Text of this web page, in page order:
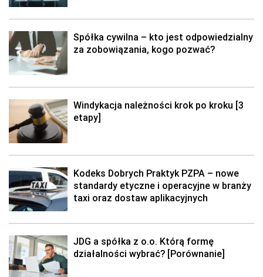
Spółka cywilna – kto jest odpowiedzialny
za zobowiązania, kogo pozwać?
Windykacja należności krok po kroku [3
etapy]
Kodeks Dobrych Praktyk PZPA – nowe
standardy etyczne i operacyjne w branży
taxi oraz dostaw aplikacyjnych
JDG a spółka z o.o. Którą formę
działalności wybrać? [Porównanie]